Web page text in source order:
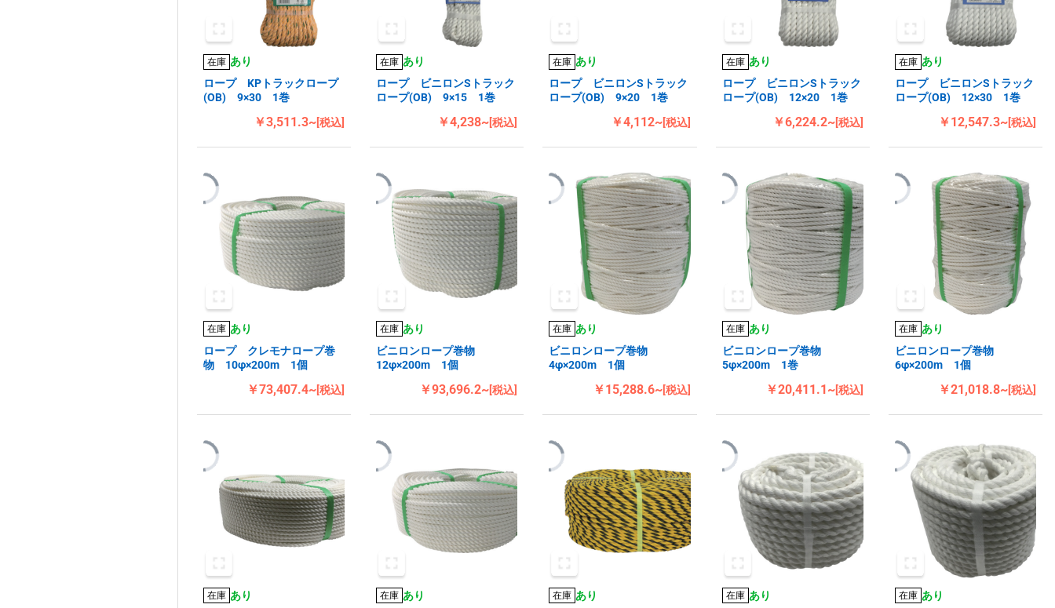
在庫 あり
ロープ KPトラックロープ
(OB) 9×30 1巻
￥3,511.3~[税込]
在庫 あり
ロープ ビニロンSトラック
ロープ(OB) 9×15 1巻
￥4,238~[税込]
在庫 あり
ロープ ビニロンSトラック
ロープ(OB) 9×20 1巻
￥4,112~[税込]
在庫 あり
ロープ ビニロンSトラック
ロープ(OB) 12×20 1巻
￥6,224.2~[税込]
在庫 あり
ロープ ビニロンSトラック
ロープ(OB) 12×30 1巻
￥12,547.3~[税込]
在庫 あり
ロープ クレモナロープ巻
物 10φ×200m 1個
￥73,407.4~[税込]
在庫 あり
ビニロンロープ巻物
12φ×200m 1個
￥93,696.2~[税込]
在庫 あり
ビニロンロープ巻物
4φ×200m 1個
￥15,288.6~[税込]
在庫 あり
ビニロンロープ巻物
5φ×200m 1巻
￥20,411.1~[税込]
在庫 あり
ビニロンロープ巻物
6φ×200m 1個
￥21,018.8~[税込]
在庫 あり
在庫 あり
在庫 あり
在庫 あり
在庫 あり